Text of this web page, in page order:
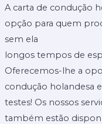
A carta de condução
opção para quem
sem ela
longos tempos de
Oferecemos-lhe a
condução holandesa
testes! Os nossos
também estão